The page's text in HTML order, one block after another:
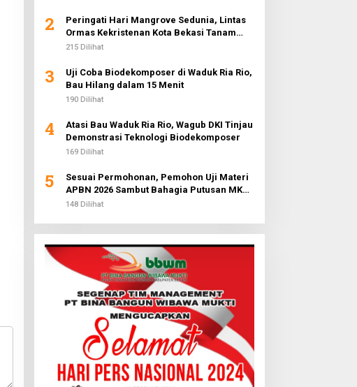
2
Peringati Hari Mangrove Sedunia, Lintas
Ormas Kekristenan Kota Bekasi Tanam
3.000 Pohon di Pantai Sederhana
215 Dilihat
3
Uji Coba Biodekomposer di Waduk Ria Rio,
Bau Hilang dalam 15 Menit
190 Dilihat
4
Atasi Bau Waduk Ria Rio, Wagub DKI Tinjau
Demonstrasi Teknologi Biodekomposer
169 Dilihat
5
Sesuai Permohonan, Pemohon Uji Materi
APBN 2026 Sambut Bahagia Putusan MK
Soal Anggaran MBG
148 Dilihat